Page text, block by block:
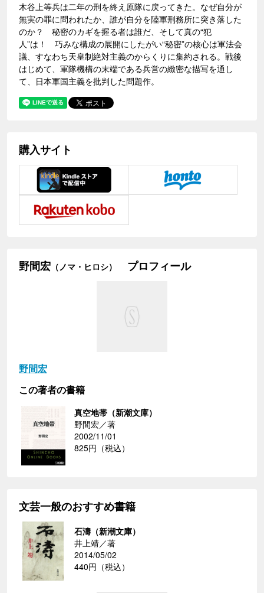
木谷上等兵は二年の刑を終え原隊に戻ってきた。なぜ自分が
無実の罪に問われたか、誰が自分を陸軍刑務所に突き落した
のか？ 秘密のカギを握る者は誰だ、そして真の“犯
人”は！ 巧みな構成の展開にしたがい“秘密”の核心は軍法会
議、すなわち天皇制絶対主義のからくりに集約される。戦後
はじめて、軍隊機構の末端である兵営の緻密な描写を通し
て、日本軍国主義を批判した問題作。
購入サイト
野間宏 （ノマ・ヒロシ） プロフィール
野間宏
この著者の書籍
真空地帯（新潮文庫）
野間宏／著
2002/11/01
825円（税込）
文芸一般のおすすめ書籍
石濤（新潮文庫）
井上靖／著
2014/05/02
440円（税込）